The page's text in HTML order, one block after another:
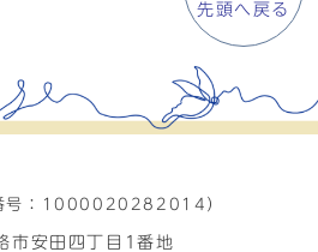
先頭へ戻る
号： 1000020282014）
安田四丁目1番地